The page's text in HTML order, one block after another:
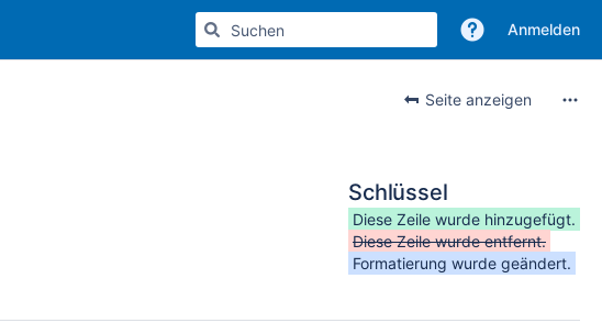
Anmelden
Seite anzeigen
Schlüssel
Diese Zeile wurde hinzugefügt.
Diese Zeile wurde entfernt.
Formatierung wurde geändert.